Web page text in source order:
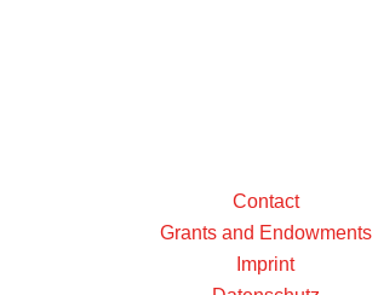
Contact
Grants and Endowments
Imprint